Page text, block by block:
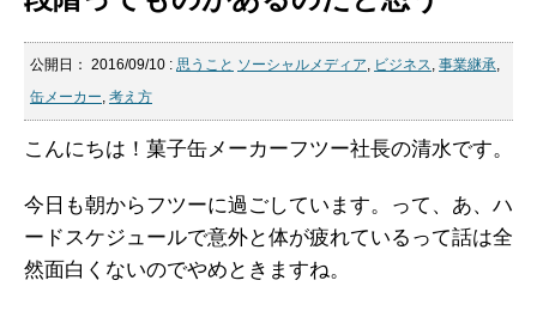
公開日： 2016/09/10 : 思うこと ソーシャルメディア, ビジネス, 事業継承,
缶メーカー, 考え方
こんにちは！菓子缶メーカーフツー社長の清水です。
今日も朝からフツーに過ごしています。って、あ、ハ
ードスケジュールで意外と体が疲れているって話は全
然面白くないのでやめときますね。